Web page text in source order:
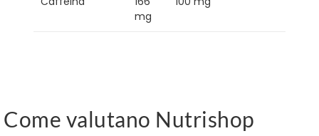
mg
Come valutano Nutrishop